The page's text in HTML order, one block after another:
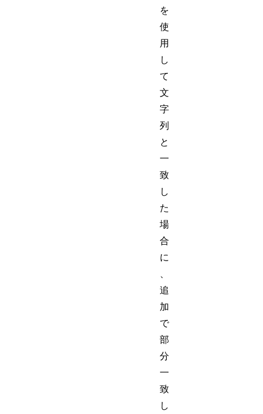
を
使
用
し
て
文
字
列
と
一
致
し
た
場
合
に
追
加
で
部
分
一
致
し